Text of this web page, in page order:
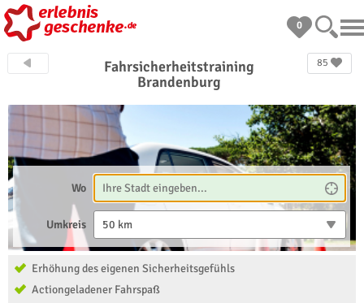
0
85
Fahrsicherheitstraining
Brandenburg
Wo
Umkreis 50 km
Erhöhung des eigenen Sicherheitsgefühls
Actiongeladener Fahrspaß